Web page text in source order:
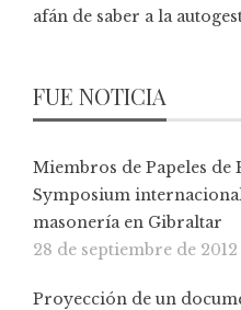
afán de saber a la
FUE NOTICIA
Miembros de Papeles
Symposium
masonería en Gibraltar
28 de septiembre de 2012
Proyección de un